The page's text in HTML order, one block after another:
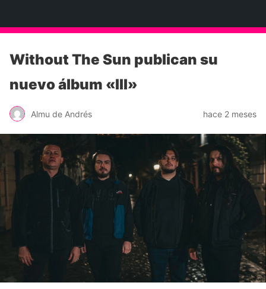
Without The Sun publican su
nuevo álbum «III»
Almu de Andrés hace 2 meses